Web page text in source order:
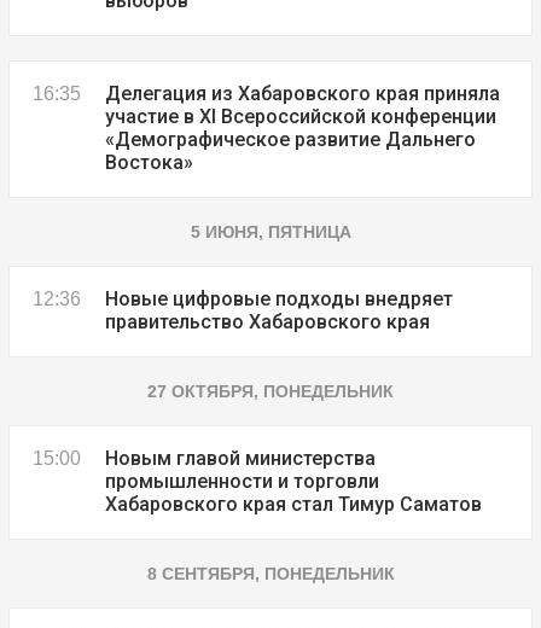
16:35
Делегация из Хабаровского края приняла
участие в XI Всероссийской конференции
«Демографическое развитие Дальнего
Востока»
5 ИЮНЯ, ПЯТНИЦА
12:36
Новые цифровые подходы внедряет
правительство Хабаровского края
27 ОКТЯБРЯ, ПОНЕДЕЛЬНИК
15:00
Новым главой министерства
промышленности и торговли
Хабаровского края стал Тимур Саматов
8 СЕНТЯБРЯ, ПОНЕДЕЛЬНИК